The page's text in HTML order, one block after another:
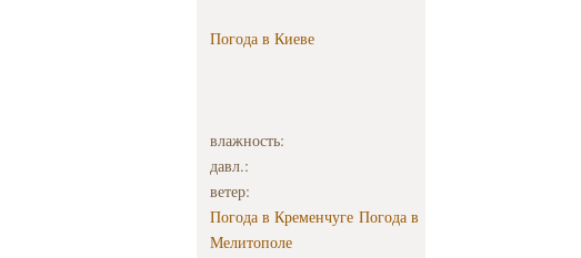
Погода в Киеве
влажность:
давл.:
ветер:
Погода в Кременчуге Погода в
Мелитополе